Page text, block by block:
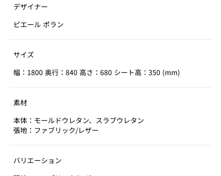
デザイナー
ピエール ポラン
サイズ
幅：1800 奥行：840 高さ：680 シート高：350 (mm)
素材
本体：モールドウレタン、スラブウレタン
張地：ファブリック/レザー
バリエーション